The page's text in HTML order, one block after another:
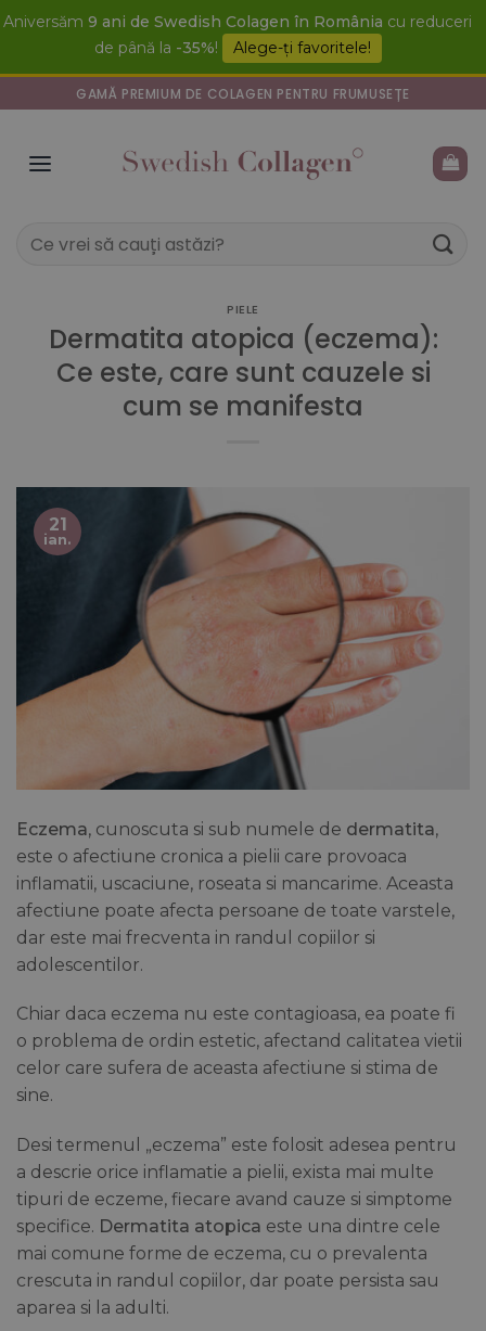
Skip
Aniversăm 9 ani de Swedish Colagen în România cu reduceri
de până la -35%! Alege-ți favoritele!
GAMĂ PREMIUM DE COLAGEN PENTRU FRUMUSEȚE
Caută
PIELE
Dermatita atopica (eczema):
Ce este, care sunt cauzele si
cum se manifesta
21
ian.
Eczema, cunoscuta si sub numele de dermatita,
este o afectiune cronica a pielii care provoaca
inflamatii, uscaciune, roseata si mancarime. Aceasta
afectiune poate afecta persoane de toate varstele,
dar este mai frecventa in randul copiilor si
adolescentilor.
Chiar daca eczema nu este contagioasa, ea poate fi
o problema de ordin estetic, afectand calitatea vietii
celor care sufera de aceasta afectiune si stima de
sine.
Desi termenul „eczema” este folosit adesea pentru
a descrie orice inflamatie a pielii, exista mai multe
tipuri de eczeme, fiecare avand cauze si simptome
specifice. Dermatita atopica este una dintre cele
mai comune forme de eczema, cu o prevalenta
crescuta in randul copiilor, dar poate persista sau
aparea si la adulti.